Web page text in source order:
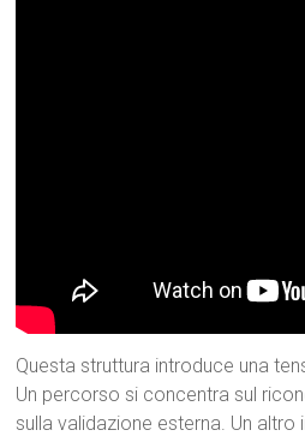
Questa struttura introduce una
Un percorso si concentra sul
sulla validazione esterna. Un altro